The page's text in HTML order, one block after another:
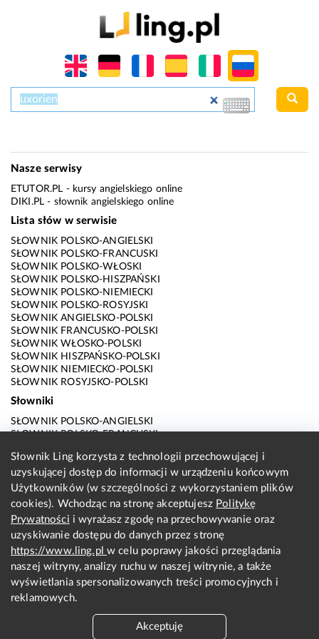
Nasze serwisy
ETUTOR.PL - kursy angielskiego online
DIKI.PL - słownik angielskiego online
Lista słów w serwisie
SŁOWNIK POLSKO-ANGIELSKI
SŁOWNIK POLSKO-FRANCUSKI
SŁOWNIK POLSKO-WŁOSKI
SŁOWNIK POLSKO-HISZPAŃSKI
SŁOWNIK POLSKO-NIEMIECKI
SŁOWNIK POLSKO-ROSYJSKI
SŁOWNIK ANGIELSKO-POLSKI
SŁOWNIK FRANCUSKO-POLSKI
SŁOWNIK WŁOSKO-POLSKI
SŁOWNIK HISZPAŃSKO-POLSKI
SŁOWNIK NIEMIECKO-POLSKI
SŁOWNIK ROSYJSKO-POLSKI
Słowniki
SŁOWNIK POLSKO-ANGIELSKI
SŁOWNIK POLSKO-FRANCUSKI
SŁOWNIK POLSKO-HISZPAŃSKI
SŁOWNIK POLSKO-NIEMIECKI
SŁOWNIK POLSKO-ROSYJSKI
SŁOWNIK ANGIELSKO-POLSKI
SŁOWNIK FRANCUSKO-POLSKI
SŁOWNIK WŁOSKO-POLSKI
SŁOWNIK HISZPAŃSKO-POLSKI
SŁOWNIK NIEMIECKO-POLSKI
SŁOWNIK ROSYJSKO-POLSKI
O nas
KONTAKT Z REDAKCJĄ
Słownik Ling korzysta z technologii przechowującej i
uzyskującej dostęp do informacji w urządzeniu końcowym
Użytkowników (w szczególności z wykorzystaniem plików
cookies). Wchodząc na stronę akceptujesz Politykę
Prywatności i wyrażasz zgodę na przechowywanie oraz
uzyskiwanie dostępu do danych przez stronę
https://www.ling.plw celu poprawy jakości przeglądania
naszej witryny, analizy ruchu w naszej witrynie, a także
wyświetlania spersonalizowanych treści promocyjnych i
reklamowych.
Akceptuję